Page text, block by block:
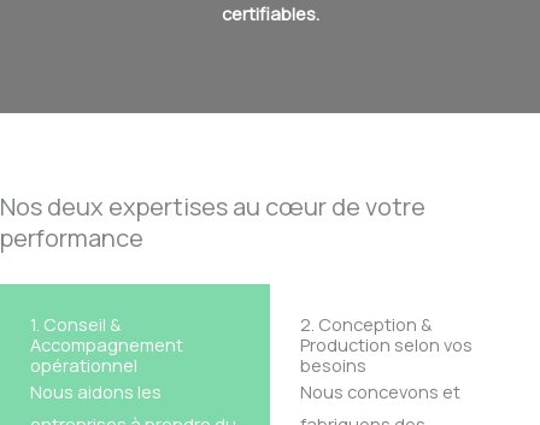
certifiables.
Nos deux expertises au cœur de votre
performance
1. Conseil &
Accompagnement
opérationnel
Nous aidons les
2. Conception &
Production selon vos
besoins
Nous concevons et